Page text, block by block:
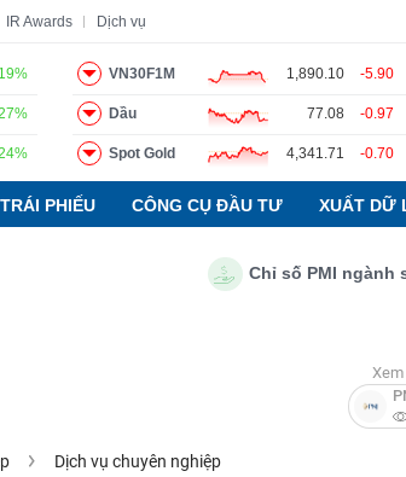
IR Awards Dịch vụ
VN30F1M 1,890.10 -5.90
Dầu 77.08 -0.97
Spot Gold 4,341.71 -0.70
TRÁI PHIẾU CÔNG CỤ ĐẦU TƯ XUẤT DỮ
Chỉ số PMI ngành sản
Dịch vụ chuyên nghiệp
cáo phân tích Thuật ngữ